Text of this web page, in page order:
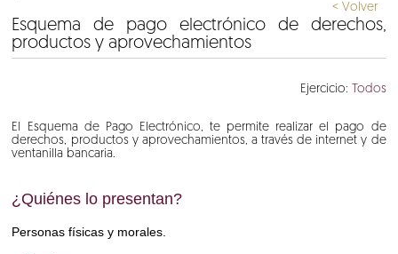
Esquema de pago electrónico de derechos,
productos y aprovechamientos
Ejercicio: Todos
El Esquema de Pago Electrónico, te permite realizar el pago de
derechos, productos y aprovechamientos, a través de internet y de
ventanilla bancaria.
< Volver
¿Quiénes lo presentan?
Personas físicas y morales.